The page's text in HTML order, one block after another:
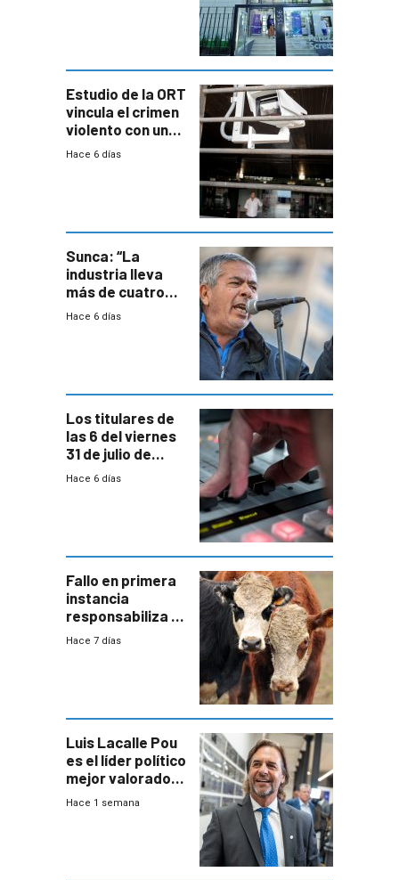
Estudio de la ORT
vincula el crimen
violento con una
menor creación
Hace 6 días
Sunca: “La
industria lleva
más de cuatro
meses sin
Hace 6 días
Los titulares de
las 6 del viernes
31 de julio de
2026
Hace 6 días
Fallo en primera
instancia
responsabiliza al
Estado por falta
Hace 7 días
Luis Lacalle Pou
es el líder político
mejor valorado
del país, según
Hace 1 semana